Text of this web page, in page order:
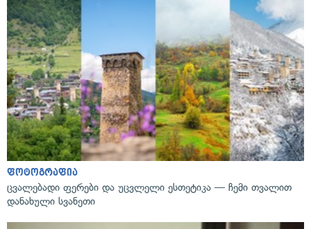
ფოტოგრაფია
ცვალებადი ფერები და უცვლელი ესთეტიკა — ჩემი თვალით
დანახული სვანეთი